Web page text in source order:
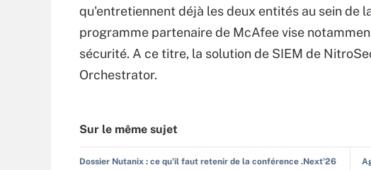
qu'entretiennent déjà les deux entités au sein de
programme partenaire de McAfee vise
sécurité. A ce titre, la solution de SIEM de
Orchestrator.
Sur le même sujet
Dossier Nutanix : ce qu'il faut retenir de la conférence .Next'26